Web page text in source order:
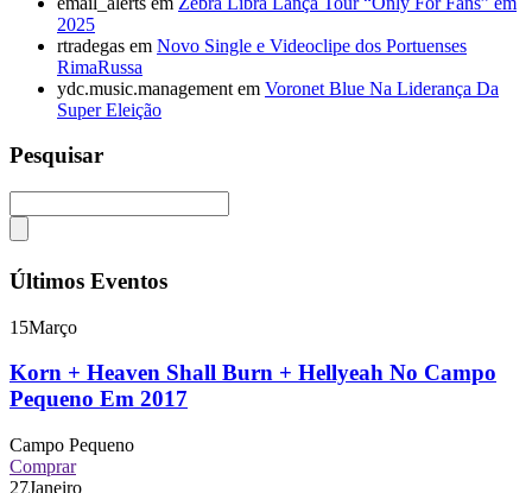
2025
rtradegas em Novo Single e Videoclipe dos Portuenses
RimaRussa
ydc.music.management em Voronet Blue Na Liderança Da
Super Eleição
Pesquisar
Últimos Eventos
15Março
Korn + Heaven Shall Burn + Hellyeah No Campo
Pequeno Em 2017
Campo Pequeno
Comprar
27Janeiro